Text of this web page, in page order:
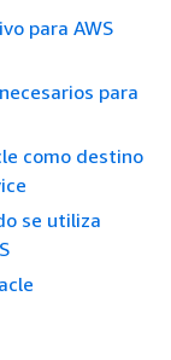
para AWS
para
como destino
se utiliza